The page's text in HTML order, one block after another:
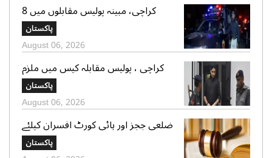
کراچی، مبینہ پولیس مقابلوں میں 8
زخمی سمیت 12 ڈاکو گرفتار، اسلحہ،
موبائل فونز، کیش رقم اور موٹر سائیکلیں
برآمد
پاکستان
August 06, 2026
کراچی ، پولیس مقابلہ کیس میں ملزم
شاہ زیب کی دو مقدمات میں ضمانت
منظور، 70،70 ہزار روپے کے مچلکے جمع
کروانے کا حکم
پاکستان
August 06, 2026
ضلعی ججز اور ہائی کورٹ افسران کیلئے
ٹرانسپورٹ مونیٹائزیشن الائونس میں
اضافہ،نوٹیفیکیشن جاری
پاکستان